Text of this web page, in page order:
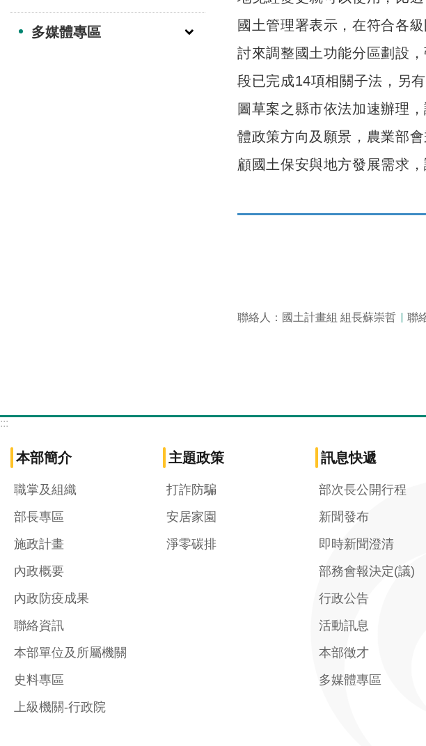
多媒體專區
國土管理署表示，在符合各
討來調整國土功能分區劃設
段已完成14項相關子法，另
圖草案之縣市依法加速辦理
體政策方向及願景，農業部
顧國土保安與地方發展需求，
聯絡人：國土計畫組 組長蘇崇哲 聯
:::
本部簡介
職掌及組織
部長專區
施政計畫
內政概要
內政防疫成果
聯絡資訊
本部單位及所屬機關
史料專區
上級機關-行政院
主題政策
打詐防騙
安居家園
淨零碳排
訊息快遞
部次長公開行程
新聞發布
即時新聞澄清
部務會報決定(議)
行政公告
活動訊息
本部徵才
多媒體專區